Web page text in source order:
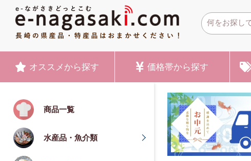
オススメ から探す 価格帯から探す
商品一覧
水産品・魚介類